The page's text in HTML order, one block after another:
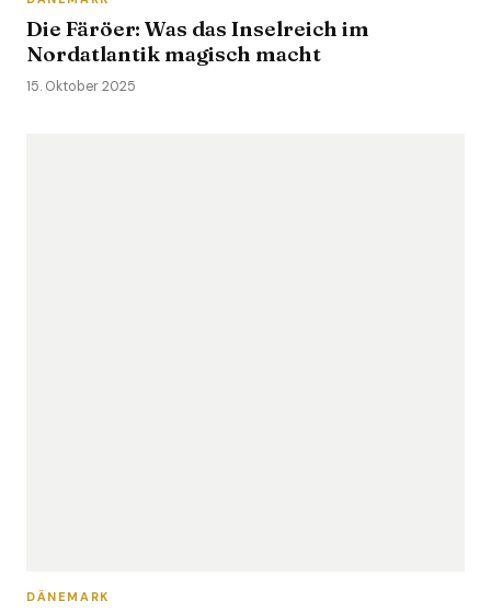
Die Färöer: Was das Inselreich im
Nordatlantik magisch macht
15. Oktober 2025
DÄNEMARK